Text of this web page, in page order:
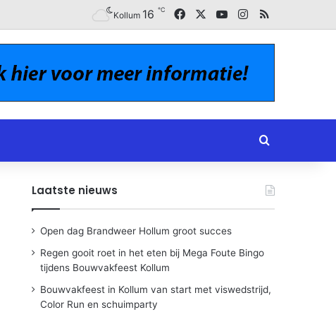
Kollum 16 ℃ FacebookYouTubeInstagram
RSS
Zoeken naar
Laatste nieuws
Open dag Brandweer Hollum groot succes
Regen gooit roet in het eten bij Mega Foute Bingo
tijdens Bouwvakfeest Kollum
Bouwvakfeest in Kollum van start met viswedstrijd,
Color Run en schuimparty